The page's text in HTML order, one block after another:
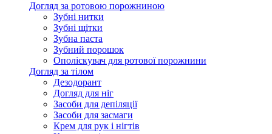
Догляд за ротовою порожниною
Зубні нитки
Зубні щітки
Зубна паста
Зубний порошок
Ополіскувач для ротової порожнини
Догляд за тілом
Дезодорант
Догляд для ніг
Засоби для депіляції
Засоби для засмаги
Крем для рук і нігтів